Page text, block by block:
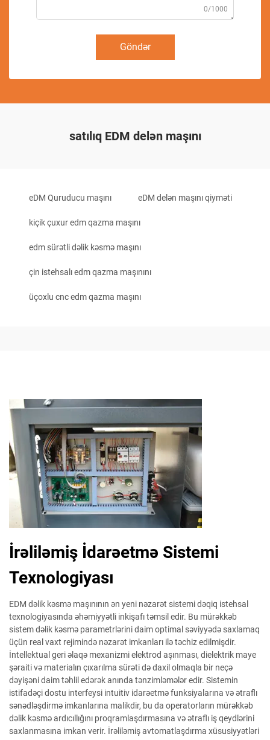
0/1000
Göndər
satılıq EDM delən maşını
eDM Quruducu maşını eDM delən maşını qiyməti
kiçik çuxur edm qazma maşını
edm sürətli dəlik kəsmə maşını
çin istehsalı edm qazma maşınını
üçoxlu cnc edm qazma maşını
İrəliləmiş İdarəetmə Sistemi
Texnologiyası
EDM dəlik kəsmə maşınının ən yeni nəzarət sistemi dəqiq istehsal
texnologiyasında əhəmiyyətli inkişafı təmsil edir. Bu mürəkkəb
sistem dəlik kəsmə parametrlərini daim optimal səviyyədə saxlamaq
üçün real vaxt rejimində nəzarət imkanları ilə təchiz edilmişdir.
İntellektual geri əlaqə mexanizmi elektrod aşınması, dielektrik maye
şəraiti və materialın çıxarılma sürəti də daxil olmaqla bir neçə
dəyişəni daim təhlil edərək anında tənzimləmələr edir. Sistemin
istifadəçi dostu interfeysi intuitiv idarəetmə funksiyalarına və ətraflı
sənədləşdirmə imkanlarına malikdir, bu da operatorların mürəkkəb
dəlik kəsmə ardıcıllığını proqramlaşdırmasına və ətraflı iş qeydlərini
saxlanmasına imkan verir. İrəliləmiş avtomatlaşdırma xüsusiyyətləri